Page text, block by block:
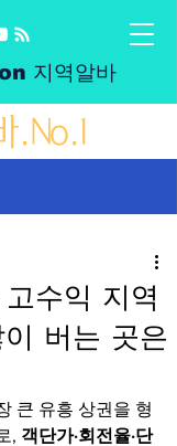
지역알바
.No.1
수익 지역
버는 곳은
큰 유흥 상권을 형
, 객단가·회전율·단